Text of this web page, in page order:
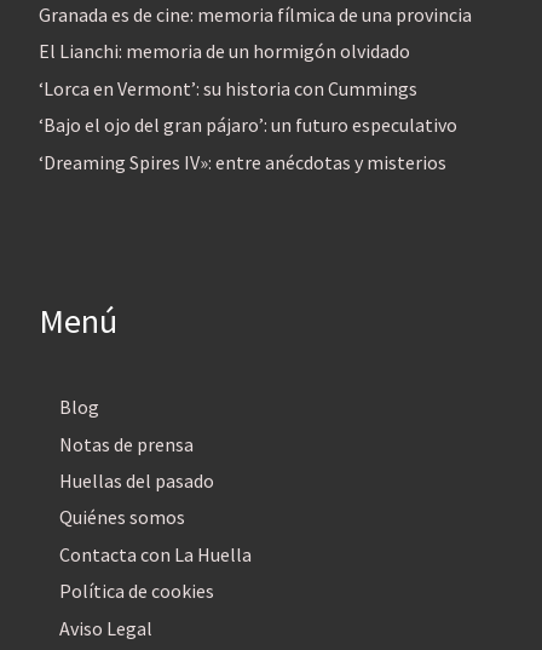
Granada es de cine: memoria fílmica de una provincia
El Lianchi: memoria de un hormigón olvidado
‘Lorca en Vermont’: su historia con Cummings
‘Bajo el ojo del gran pájaro’: un futuro especulativo
‘Dreaming Spires IV»: entre anécdotas y misterios
Menú
Blog
Notas de prensa
Huellas del pasado
Quiénes somos
Contacta con La Huella
Política de cookies
Aviso Legal